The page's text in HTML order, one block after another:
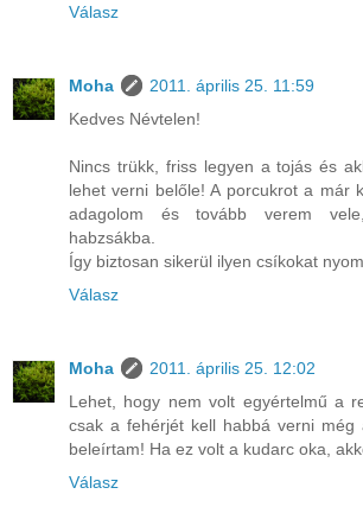
Válasz
Moha
2011. április 25. 11:59
Kedves Névtelen!
Nincs trükk, friss legyen a tojás és
lehet verni belőle! A porcukrot a már
adagolom és tovább verem
habzsákba.
Így biztosan sikerül ilyen csíkokat
Válasz
Moha
2011. április 25. 12:02
Lehet, hogy nem volt egyértelmű a
csak a fehérjét kell habbá verni még
beleírtam! Ha ez volt a kudarc oka,
Válasz